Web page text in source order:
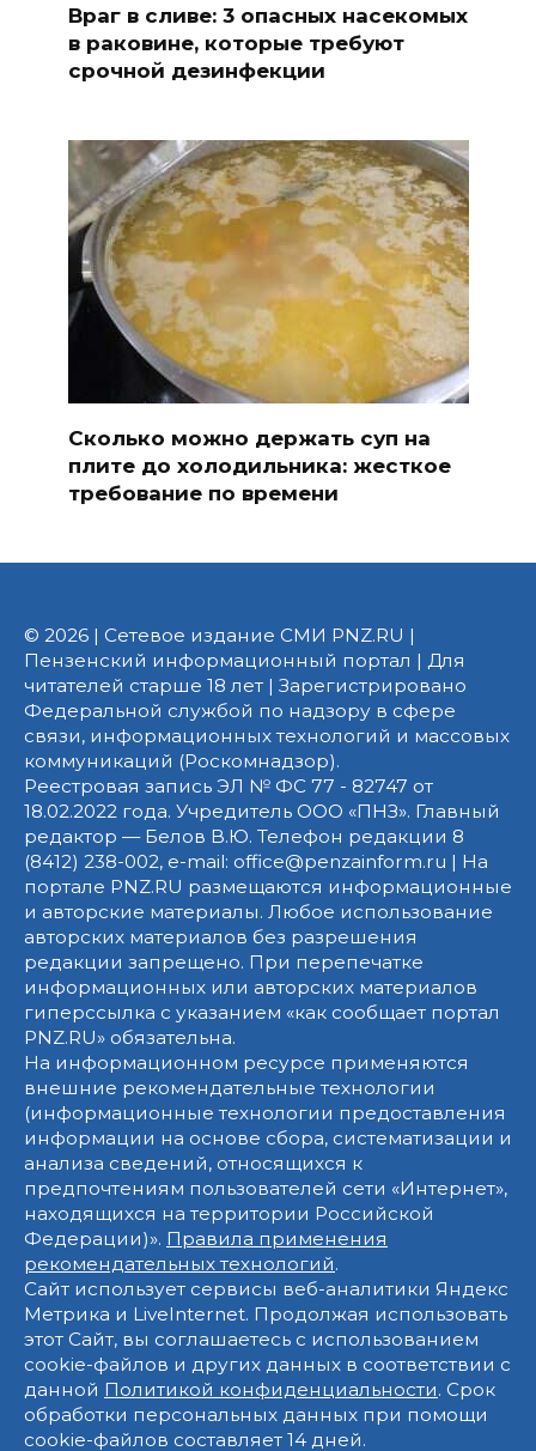
Враг в сливе: 3 опасных насекомых
в раковине, которые требуют
срочной дезинфекции
Сколько можно держать суп на
плите до холодильника: жесткое
требование по времени
© 2026 | Сетевое издание СМИ PNZ.RU |
Пензенский информационный портал | Для
читателей старше 18 лет | Зарегистрировано
Федеральной службой по надзору в сфере
связи, информационных технологий и массовых
коммуникаций (Роскомнадзор).
Реестровая запись ЭЛ № ФС 77 - 82747 от
18.02.2022 года. Учредитель ООО «ПНЗ». Главный
редактор — Белов В.Ю. Телефон редакции 8
(8412) 238-002, e-mail: office@penzainform.ru | На
портале PNZ.RU размещаются информационные
и авторские материалы. Любое использование
авторских материалов без разрешения
редакции запрещено. При перепечатке
информационных или авторских материалов
гиперссылка с указанием «как сообщает портал
PNZ.RU» обязательна.
На информационном ресурсе применяются
внешние рекомендательные технологии
(информационные технологии предоставления
информации на основе сбора, систематизации и
анализа сведений, относящихся к
предпочтениям пользователей сети «Интернет»,
находящихся на территории Российской
Федерации)». Правила применения
рекомендательных технологий.
Сайт использует сервисы веб-аналитики Яндекс
Метрика и LiveInternet. Продолжая использовать
этот Сайт, вы соглашаетесь с использованием
cookie-файлов и других данных в соответствии с
данной Политикой конфиденциальности. Срок
обработки персональных данных при помощи
cookie-файлов составляет 14 дней.